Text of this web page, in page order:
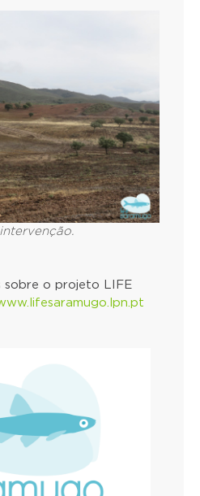
sobre o projeto LIFE